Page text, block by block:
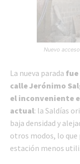
Nuevo
La nueva parada fue
calle Jerónimo
el inconveniente
actual: la Saldías
baja densidad y
otros modos, lo que
estación menos